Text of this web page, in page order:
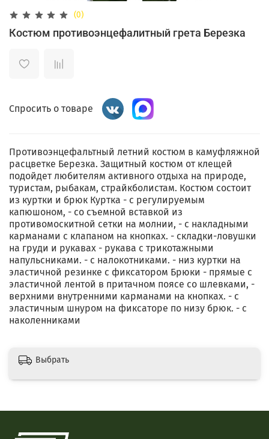
(0)
Костюм противоэнцефалитный грета Березка
Спросить о товаре
Противоэнцефальтный летний костюм в камуфляжной
расцветке Березка. Защитный костюм от клещей
подойдет любителям активного отдыха на природе,
туристам, рыбакам, страйкболистам. Костюм состоит
из куртки и брюк Куртка - с регулируемым
капюшоном, - со съемной вставкой из
противомоскитной сетки на молнии, - с накладными
карманами с клапаном на кнопках. - складки-ловушки
на груди и рукавах - рукава с трикотажными
напульсниками. - с налокотниками. - низ куртки на
эластичной резинке с фиксатором Брюки - прямые с
эластичной лентой в притачном поясе со шлевками, -
верхними внутренними карманами на кнопках. - с
эластичным шнуром на фиксаторе по низу брюк. - с
наколенниками
Выбрать